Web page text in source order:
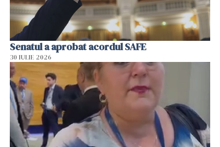
Senatul a aprobat acordul SAFE
30 IULIE 2026